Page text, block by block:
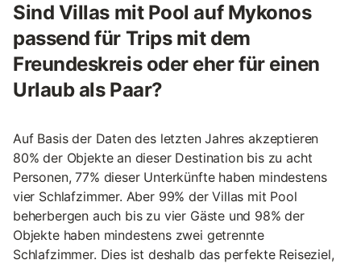
Sind Villas mit Pool auf Mykonos
passend für Trips mit dem
Freundeskreis oder eher für einen
Urlaub als Paar?
Auf Basis der Daten des letzten Jahres akzeptieren
80% der Objekte an dieser Destination bis zu acht
Personen, 77% dieser Unterkünfte haben mindestens
vier Schlafzimmer. Aber 99% der Villas mit Pool
beherbergen auch bis zu vier Gäste und 98% der
Objekte haben mindestens zwei getrennte
Schlafzimmer. Dies ist deshalb das perfekte Reiseziel,